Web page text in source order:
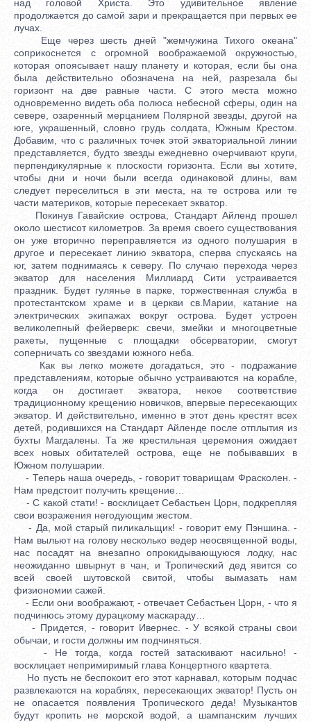
над головой Христа. Это удивительное явление
продолжается до самой зари и прекращается при первых ее
лучах.
Еще через шесть дней "жемчужина Тихого океана"
соприкоснется с огромной воображаемой окружностью,
которая опоясывает нашу планету и которая, если бы она
была действительно обозначена на ней, разрезала бы
горизонт на две равные части. С этого места можно
одновременно видеть оба полюса небесной сферы, один на
севере, озаренный мерцанием Полярной звезды, другой на
юге, украшенный, словно грудь солдата, Южным Крестом.
Добавим, что с различных точек этой экваториальной линии
представляется, будто звезды ежедневно очерчивают круги,
перпендикулярные к плоскости горизонта. Если вы хотите,
чтобы дни и ночи были всегда одинаковой длины, вам
следует переселиться в эти места, на те острова или те
части материков, которые пересекает экватор.
Покинув Гавайские острова, Стандарт Айленд прошел
около шестисот километров. За время своего существования
он уже вторично переправляется из одного полушария в
другое и пересекает линию экватора, сперва спускаясь на
юг, затем поднимаясь к северу. По случаю перехода через
экватор для населения Миллиард Сити устраивается
праздник. Будет гулянье в парке, торжественная служба в
протестантском храме и в церкви св.Марии, катание на
электрических экипажах вокруг острова. Будет устроен
великолепный фейерверк: свечи, змейки и многоцветные
ракеты, пущенные с площадки обсерватории, смогут
соперничать со звездами южного неба.
Как вы легко можете догадаться, это - подражание
представлениям, которые обычно устраиваются на корабле,
когда он достигает экватора, некое соответствие
традиционному крещению новичков, впервые пересекающих
экватор. И действительно, именно в этот день крестят всех
детей, родившихся на Стандарт Айленде после отплытия из
бухты Магдалены. Та же крестильная церемония ожидает
всех новых обитателей острова, еще не побывавших в
Южном полушарии.
- Теперь наша очередь, - говорит товарищам Фрасколен. -
Нам предстоит получить крещение…
- С какой стати! - восклицает Себастьен Цорн, подкрепляя
свои возражения негодующим жестом.
- Да, мой старый пиликальщик! - говорит ему Пэншина. -
Нам выльют на голову несколько ведер неосвященной воды,
нас посадят на внезапно опрокидывающуюся лодку, нас
неожиданно швырнут в чан, и Тропический дед явится со
всей своей шутовской свитой, чтобы вымазать нам
физиономии сажей.
- Если они воображают, - отвечает Себастьен Цорн, - что я
подчинюсь этому дурацкому маскараду…
- Придется, - говорит Ивернес. - У всякой страны свои
обычаи, и гости должны им подчиняться.
- Не тогда, когда гостей затаскивают насильно! -
восклицает непримиримый глава Концертного квартета.
Но пусть не беспокоит его этот карнавал, которым подчас
развлекаются на кораблях, пересекающих экватор! Пусть он
не опасается появления Тропического деда! Музыкантов
будут кропить не морской водой, а шампанским лучших